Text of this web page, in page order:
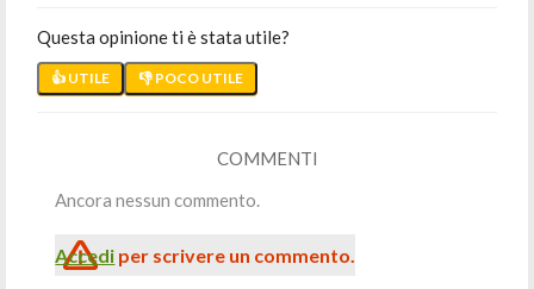
Questa opinione ti è stata utile?
👍 UTILE 👎 POCO UTILE
COMMENTI
Ancora nessun commento.
Accedi per scrivere un commento.